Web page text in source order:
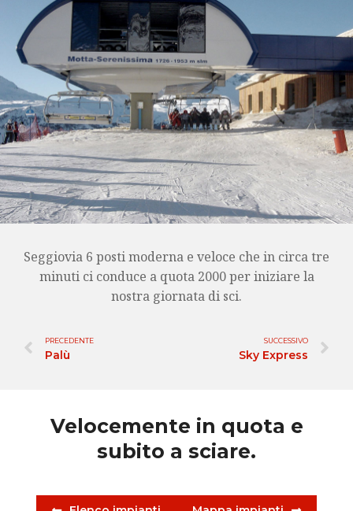
Seggiovia 6 posti moderna e veloce che in circa tre
minuti ci conduce a quota 2000 per iniziare la
nostra giornata di sci.
PRECEDENTE
Palù
SUCCESSIVO
Sky Express
Velocemente in quota e
subito a sciare.